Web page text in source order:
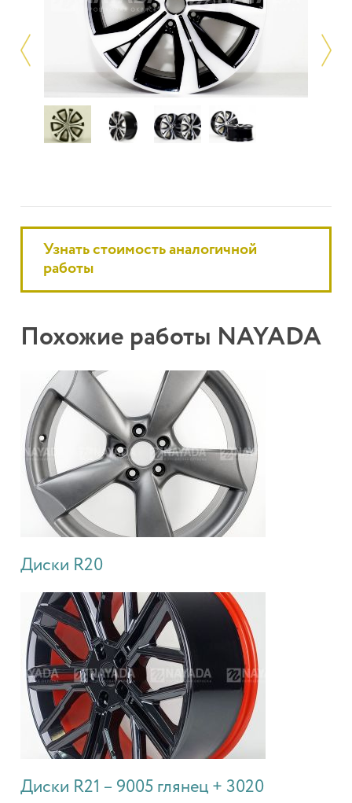
Узнать стоимость аналогичной
работы
Похожие работы NAYADA
Диски R20
Диски R21 – 9005 глянец + 3020